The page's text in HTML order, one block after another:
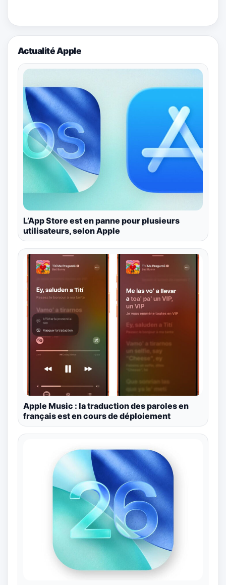
Actualité Apple
L’App Store est en panne pour plusieurs
utilisateurs, selon Apple
Apple Music : la traduction des paroles en
français est en cours de déploiement